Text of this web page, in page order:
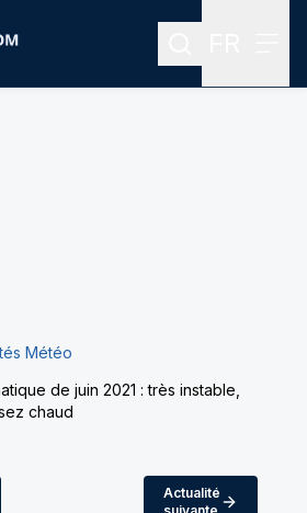
Rechercher
Météo
de juin 2021 : très instable,
chaud
Actualité